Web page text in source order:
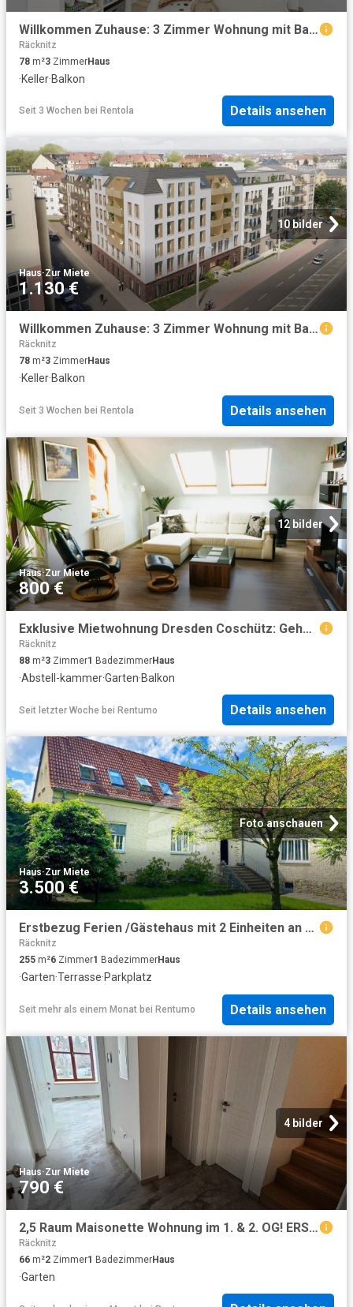
Willkommen Zuhause: 3 Zimmer Wohnung mit Balkon
Räcknitz
78 m²3 ZimmerHaus
·Keller·Balkon
Seit 3 Wochen bei Rentola Details ansehen
10 bilder
Haus·Zur Miete
1.130 €
Willkommen Zuhause: 3 Zimmer Wohnung mit Balkon
Räcknitz
78 m²3 ZimmerHaus
·Keller·Balkon
Seit 3 Wochen bei Rentola Details ansehen
12 bilder
Haus·Zur Miete
800 €
Exklusive Mietwohnung Dresden Coschütz: Gehobenes Wohnen mit Panoramablick über Dresden
Räcknitz
88 m²3 Zimmer1 BadezimmerHaus
·Abstell-kammer·Garten·Balkon
Seit letzter Woche bei Rentumo Details ansehen
Foto anschauen
Haus·Zur Miete
3.500 €
Erstbezug Ferien /Gästehaus mit 2 Einheiten an Unternehmen zu vermieten am weißen Hirsch
Räcknitz
255 m²6 Zimmer1 BadezimmerHaus
·Garten·Terrasse·Parkplatz
Seit mehr als einem Monat bei Rentumo Details ansehen
4 bilder
Haus·Zur Miete
790 €
2,5 Raum Maisonette Wohnung im 1. & 2. OG! ERSTBEZUG
Räcknitz
66 m²2 Zimmer1 BadezimmerHaus
·Garten